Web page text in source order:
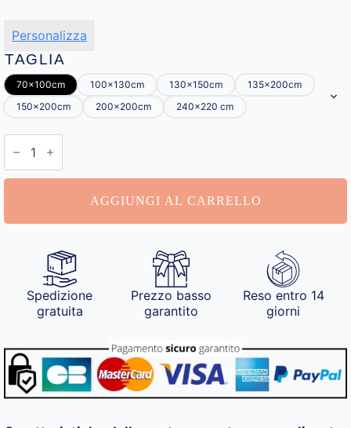
Personalizza
TAGLIA
70x100cm 100x130cm 130x150cm
135x200cm
150x200cm
200x200cm 240x220 cm
Coperta
Personalizzata
Foto
AGGIUNGI AL CARRELLO
Spedizione
gratuita
Prezzo basso
garantito
Reso entro 14
giorni